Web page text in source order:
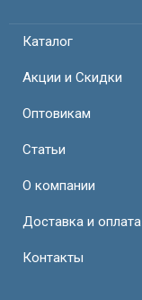
Каталог
Акции и Скидки
Оптовикам
Статьи
О компании
Доставка и оплата
Контакты